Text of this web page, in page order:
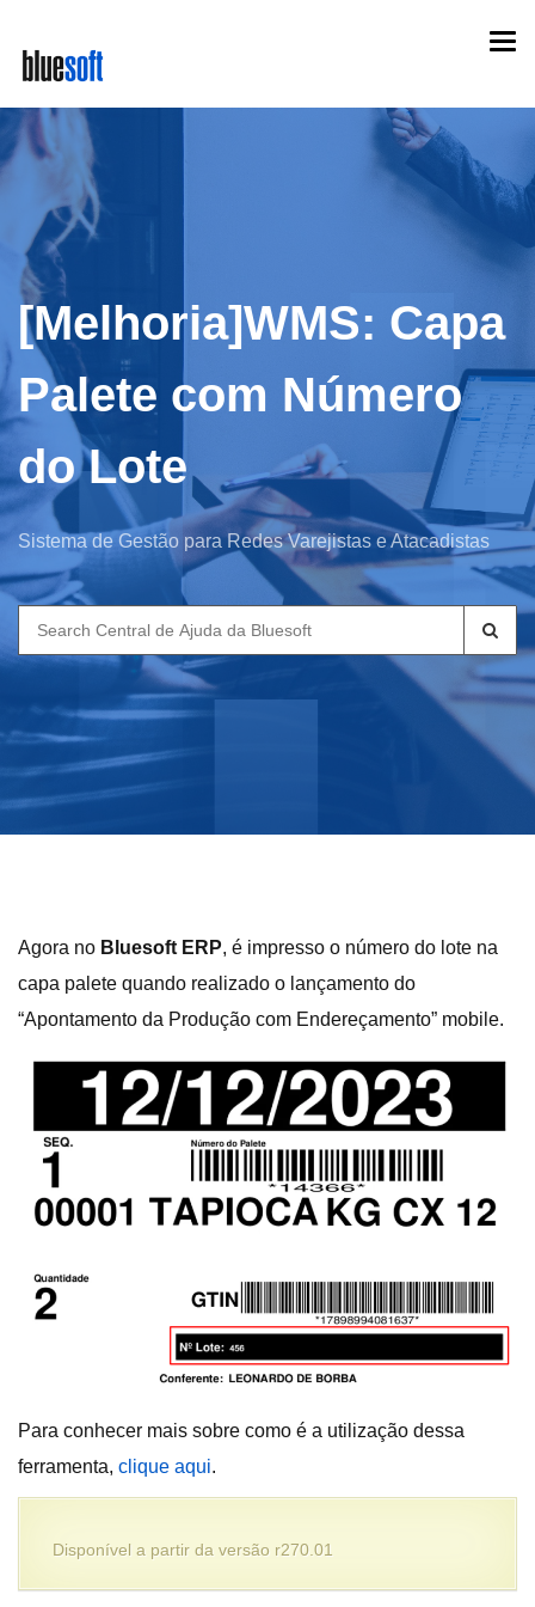
main
content
[Melhoria]WMS: Capa
Palete com Número
do Lote
Sistema de Gestão para Redes Varejistas e Atacadistas
Search
for:
Agora no Bluesoft ERP, é impresso o número do lote na
capa palete quando realizado o lançamento do
“Apontamento da Produção com Endereçamento” mobile.
Para conhecer mais sobre como é a utilização dessa
ferramenta, clique aqui.
Disponível a partir da versão r270.01